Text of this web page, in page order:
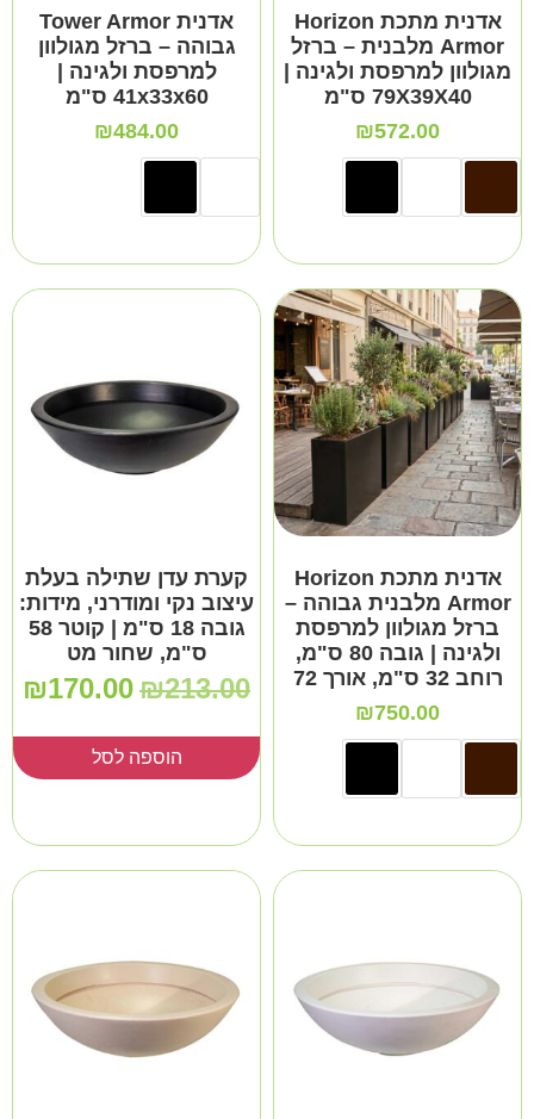
אדנית מתכת Horizon
Armor מלבנית – ברזל
מגולוון למרפסת ולגינה |
79X39X40 ס"מ
₪572.00
אדנית Tower Armor
גבוהה – ברזל מגולוון
למרפסת ולגינה |
41x33x60 ס"מ
₪484.00
אדנית מתכת Horizon
Armor מלבנית גבוהה –
ברזל מגולוון למרפסת
ולגינה | גובה 80 ס"מ,
רוחב 32 ס"מ, אורך 72
₪750.00
קערת עדן שתילה בעלת
עיצוב נקי ומודרני, מידות:
גובה 18 ס"מ | קוטר 58
ס"מ, שחור מט
₪213.00
₪170.00
הוספה לסל